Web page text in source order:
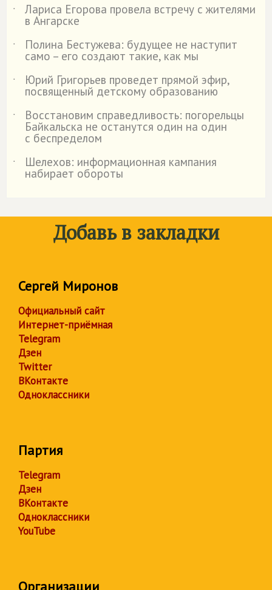
˙ Лариса Егорова провела встречу с жителями
в Ангарске
˙
Полина Бестужева: будущее не наступит
само – его создают такие, как мы
˙
Юрий Григорьев проведет прямой эфир,
посвященный детскому образованию
˙
Восстановим справедливость: погорельцы
Байкальска не останутся один на один
с беспределом
˙
Шелехов: информационная кампания
набирает обороты
Добавь в закладки
Сергей Миронов
Официальный сайт
Интернет-приёмная
Telegram
Дзен
Twitter
ВКонтакте
Одноклассники
Партия
Telegram
Дзен
ВКонтакте
Одноклассники
YouTube
Организации